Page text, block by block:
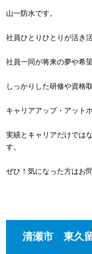
山一防水です。
社員ひとりひとりが活き
社員一同が将来の夢や希
しっかりした研修や資格
キャリアアップ・アット
実績とキャリアだけでは
す。
ぜひ！気になった方はお
清瀬市 東久